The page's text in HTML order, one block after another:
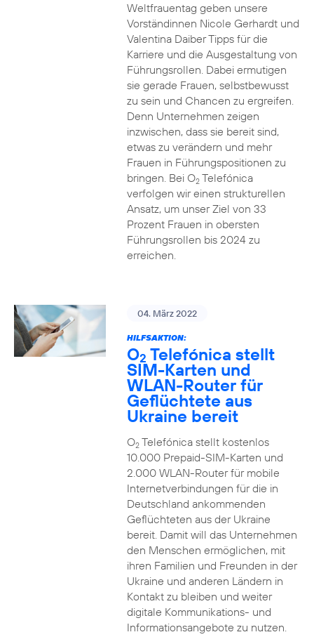
Weltfrauentag geben unsere
Vorständinnen Nicole Gerhardt und
Valentina Daiber Tipps für die
Karriere und die Ausgestaltung von
Führungsrollen. Dabei ermutigen
sie gerade Frauen, selbstbewusst
zu sein und Chancen zu ergreifen.
Denn Unternehmen zeigen
inzwischen, dass sie bereit sind,
etwas zu verändern und mehr
Frauen in Führungspositionen zu
bringen. Bei O2Telefónica
verfolgen wir einen strukturellen
Ansatz, um unser Ziel von 33
Prozent Frauen in obersten
Führungsrollen bis 2024 zu
erreichen.
04. März 2022
HILFSAKTION:
O2 Telefónica stellt
SIM-Karten und
WLAN-Router für
Geflüchtete aus
Ukraine bereit
O2Telefónica stellt kostenlos
10.000 Prepaid-SIM-Karten und
2.000 WLAN-Router für mobile
Internetverbindungen für die in
Deutschland ankommenden
Geflüchteten aus der Ukraine
bereit. Damit will das Unternehmen
den Menschen ermöglichen, mit
ihren Familien und Freunden in der
Ukraine und anderen Ländern in
Kontakt zu bleiben und weiter
digitale Kommunikations- und
Informationsangebote zu nutzen.